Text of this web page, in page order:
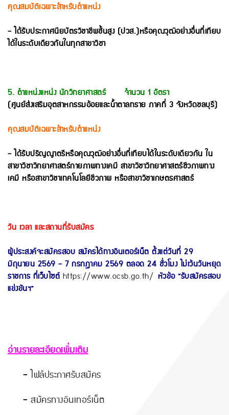
คุณสมบัติเฉพาะสำหรับตำแหน่ง
- ได้รับประกาศนียบัตรวิชาชีพชั้นสูง (ปวส.)หรือคุณวุฒิอย่างอื่นที่เทียบ
ได้ในระดับเดียวกันในทุกสาขาวิชา
5. ตำแหน่งแหน่ง นักวิทยาศาสตร์ จำนวน 1 อัตรา
(ศูนย์ส่งเสริมอุตสาหกรรมอ้อยและน้ำตาลทราย ภาคที่ 3 จังหวัดชลบุรี)
คุณสมบัติเฉพาะสำหรับตำแหน่ง
- ได้รับปริญญาตรีหรือคุณวุฒิอย่างอื่นที่เทียบได้ในระดับเดียวกัน ใน
สาขาวิชาวิทยาศาสตร์กายภาพทางเคมี สาขาวิชาวิทยาศาสตร์ชีวภาพทาง
เคมี หรือสาขาวิชาเทคโนโลยีชีวภาพ หรือสาขาวิชาเกษตรศาสตร์
วัน เวลา และสถานที่รับสมัคร
ผู้ประสงค์จะสมัครสอบ สมัครได้ทางอินเตอร์เน็ต ตั้งแต่วันที่ 29
มิถุนายน 2569 - 7 กรกฎาคม 2569 ตลอด 24 ชั่วโมง ไม่เว้นวันหยุด
ราชการ ที่เว็บไซต์ https://www.ocsb.go.th/ หัวข้อ “รับสมัครสอบ
แข่งขันฯ”
อ่านรายละเอียดเพิ่มเติม
-ไฟล์ประกาศรับสมัคร
- สมัครทางอินเทอร์เน็ต